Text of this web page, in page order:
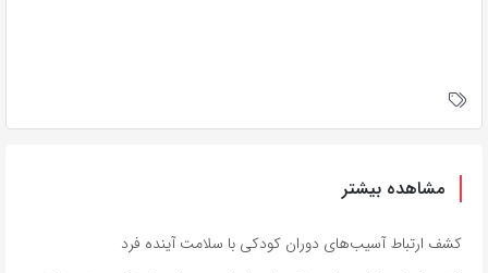
مشاهده بیشتر
کشف ارتباط آسیب‌های دوران کودکی با سلامت آینده فرد